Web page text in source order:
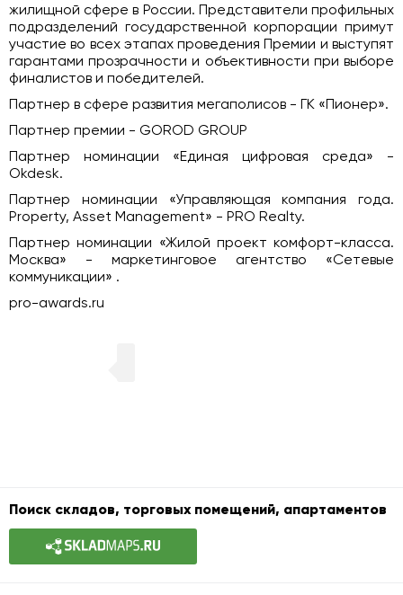
жилищной сфере в России. Представители профильных
подразделений государственной корпорации примут
участие во всех этапах проведения Премии и выступят
гарантами прозрачности и объективности при выборе
финалистов и победителей.
Партнер в сфере развития мегаполисов - ГК «Пионер».
Партнер премии - GOROD GROUP
Партнер номинации «Единая цифровая среда» -
Okdesk.
Партнер номинации «Управляющая компания года.
Property, Asset Management» - PRO Realty.
Партнер номинации «Жилой проект комфорт-класса.
Москва» - маркетинговое агентство «Сетевые
коммуникации» .
pro-awards.ru
Поиск складов, торговых помещений, апартаментов